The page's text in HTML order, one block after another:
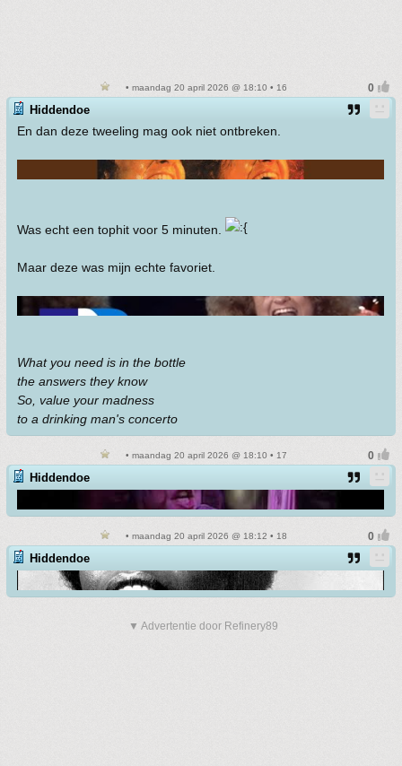
• maandag 20 april 2026 @ 18:10 • 16
Hiddendoe
En dan deze tweeling mag ook niet ontbreken.
Was echt een tophit voor 5 minuten.
Maar deze was mijn echte favoriet.
What you need is in the bottle
the answers they know
So, value your madness
to a drinking man's concerto
• maandag 20 april 2026 @ 18:10 • 17
Hiddendoe
• maandag 20 april 2026 @ 18:12 • 18
Hiddendoe
▼ Advertentie door Refinery89